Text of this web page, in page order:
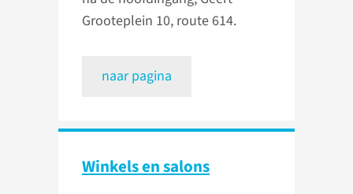
Grooteplein 10, route 614.
naar pagina
Winkels en salons